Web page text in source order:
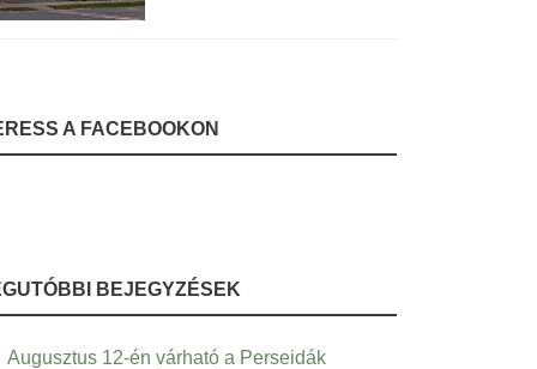
A FACEBOOKON
BEJEGYZÉSEK
Augusztus 12-én várható a Perseidák